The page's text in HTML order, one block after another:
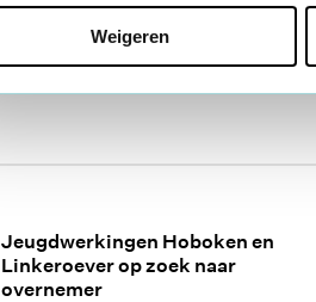
Weigeren
Jeugdwerkingen Hoboken en
Linkeroever op zoek naar
overnemer